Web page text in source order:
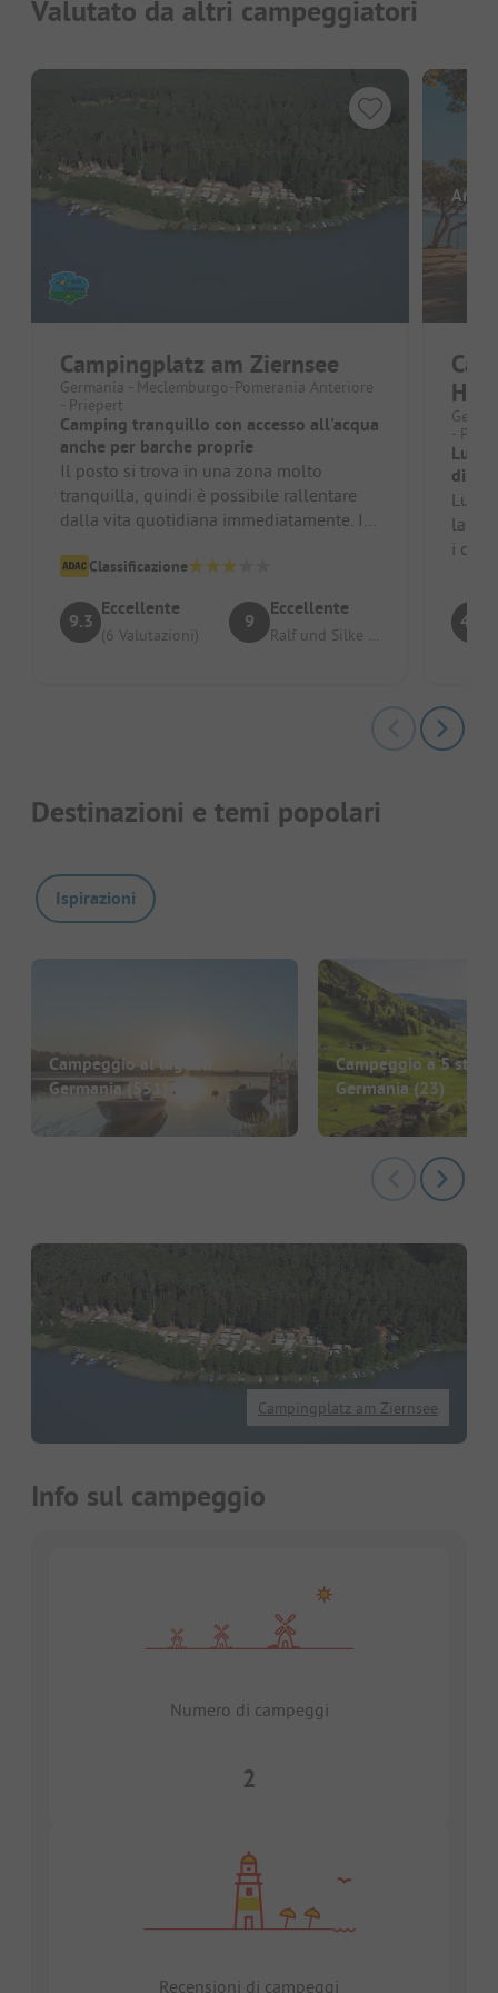
Valutato da altri campeggiatori
Campingplatz am Ziernsee
Germania - Meclemburgo-Pomerania Anteriore
- Priepert
Camping tranquillo con accesso all'acqua
anche per barche proprie
Il posto si trova in una zona molto
tranquilla, quindi è possibile rallentare
dalla vita quotidiana immediatamente. Il
Classificazione
9.3
Eccellente
(6 Valutazioni)
9
Eccellente
Ralf und Silke aus Dessau
-
lago
i
4.5
Destinazioni e temi popolari
Ispirazioni
Campeggio al lago in
Germania(551)
Campeggio a 5
Germania (23)
Campingplatz am Ziernsee
Info sul campeggio
Numero di campeggi
2
Recensioni di campeggi